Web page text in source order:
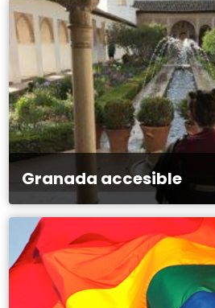
Granada accesible